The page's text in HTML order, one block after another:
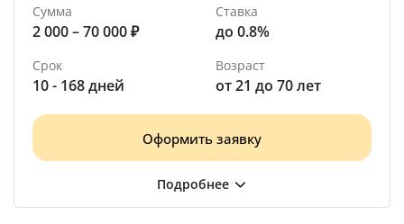
Сумма
2 000 – 70 000 ₽
Ставка
до 0.8%
Срок
10 - 168 дней
Возраст
от 21 до 70 лет
Оформить заявку